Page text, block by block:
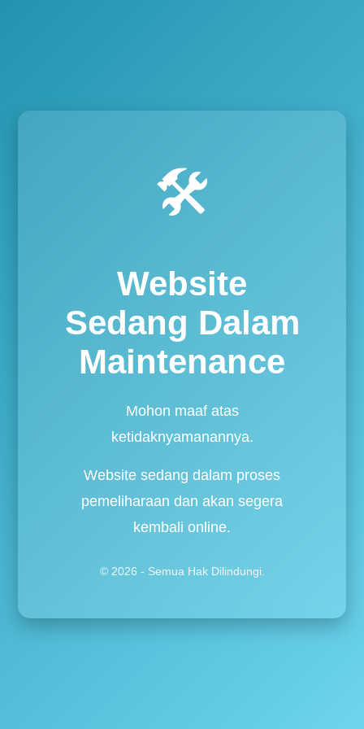
🛠️
Website
Sedang Dalam
Maintenance
Mohon maaf atas
ketidaknyamanannya.
Website sedang dalam proses
pemeliharaan dan akan segera
kembali online.
© 2026 - Semua Hak Dilindungi.